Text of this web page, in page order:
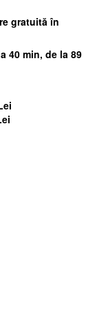
gratuită în
40 min, de la 89